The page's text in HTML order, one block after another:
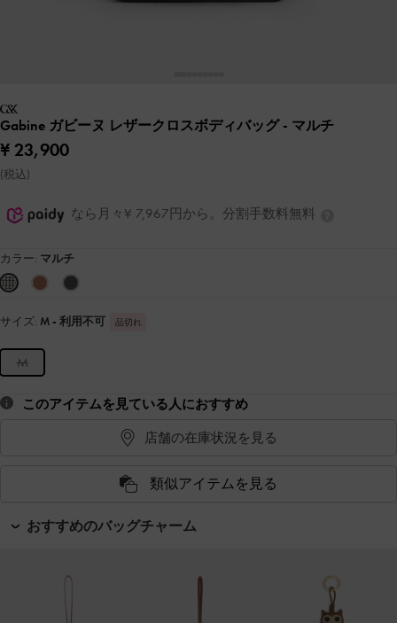
Gabine ガビーヌ レザークロスボディバッグ- マルチ
¥ 23,900
(税込)
なら月々¥ 7,967円から。分割手数料無料
カラー: マルチ
サイズ: M - 利用不可 品切れ
M
このアイテムを見ている人におすすめ
店舗の在庫状況を見る
類似アイテムを見る
おすすめのバッグチャーム